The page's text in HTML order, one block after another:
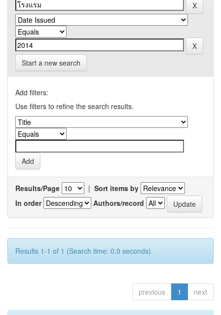
Start a new search
Add filters:
Use filters to refine the search results.
Results/Page | Sort items by
In order
Authors/record
Results 1-1 of 1 (Search time: 0.0 seconds).
previous 1 next